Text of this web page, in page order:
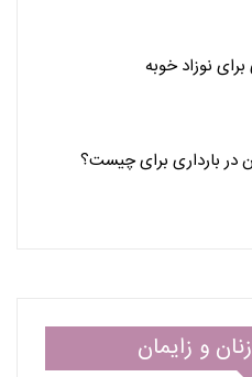
نوزاد خوبه
در بارداری برای چیست؟
و زایمان